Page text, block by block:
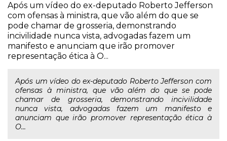
Após um vídeo do ex-deputado Roberto Jefferson
com ofensas à ministra, que vão além do que se
pode chamar de grosseria, demonstrando
incivilidade nunca vista, advogadas fazem um
manifesto e anunciam que irão promover
representação ética à O...
Após um vídeo do ex-deputado Roberto Jefferson com
ofensas à ministra, que vão além do que se pode
chamar de grosseria, demonstrando incivilidade
nunca vista, advogadas fazem um manifesto e
anunciam que irão promover representação ética à
O...